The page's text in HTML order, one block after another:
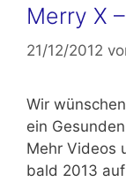
Merry X
21/12/2012
Wir
ein
Mehr Videos
bald 2013